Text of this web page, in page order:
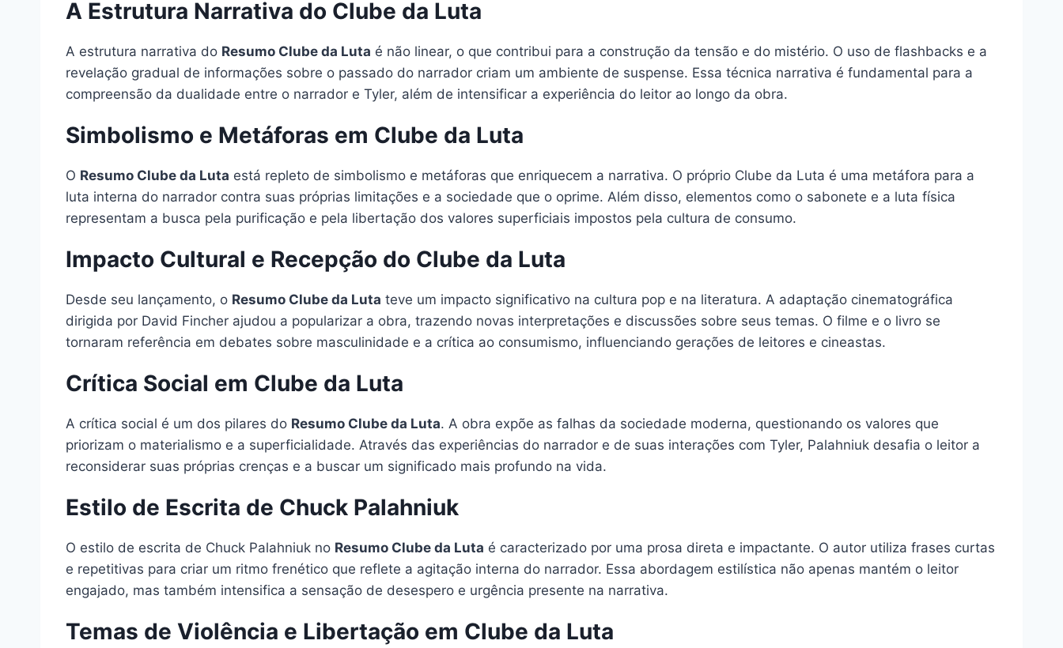
A Estrutura Narrativa do Clube da Luta
A estrutura narrativa do Resumo Clube da Luta é não linear, o que contribui para a construção da tensão e do mistério. O uso de flashbacks e a
revelação gradual de informações sobre o passado do narrador criam um ambiente de suspense. Essa técnica narrativa é fundamental para a
compreensão da dualidade entre o narrador e Tyler, além de intensificar a experiência do leitor ao longo da obra.
Simbolismo e Metáforas em Clube da Luta
O Resumo Clube da Luta está repleto de simbolismo e metáforas que enriquecem a narrativa. O próprio Clube da Luta é uma metáfora para a
luta interna do narrador contra suas próprias limitações e a sociedade que o oprime. Além disso, elementos como o sabonete e a luta física
representam a busca pela purificação e pela libertação dos valores superficiais impostos pela cultura de consumo.
Impacto Cultural e Recepção do Clube da Luta
Desde seu lançamento, o Resumo Clube da Luta teve um impacto significativo na cultura pop e na literatura. A adaptação cinematográfica
dirigida por David Fincher ajudou a popularizar a obra, trazendo novas interpretações e discussões sobre seus temas. O filme e o livro se
tornaram referência em debates sobre masculinidade e a crítica ao consumismo, influenciando gerações de leitores e cineastas.
Crítica Social em Clube da Luta
A crítica social é um dos pilares do Resumo Clube da Luta. A obra expõe as falhas da sociedade moderna, questionando os valores que
priorizam o materialismo e a superficialidade. Através das experiências do narrador e de suas interações com Tyler, Palahniuk desafia o leitor a
reconsiderar suas próprias crenças e a buscar um significado mais profundo na vida.
Estilo de Escrita de Chuck Palahniuk
O estilo de escrita de Chuck Palahniuk no Resumo Clube da Luta é caracterizado por uma prosa direta e impactante. O autor utiliza frases curtas
e repetitivas para criar um ritmo frenético que reflete a agitação interna do narrador. Essa abordagem estilística não apenas mantém o leitor
engajado, mas também intensifica a sensação de desespero e urgência presente na narrativa.
Temas de Violência e Libertação em Clube da Luta